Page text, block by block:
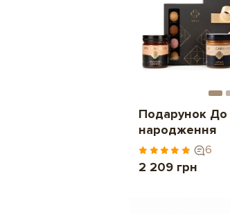
Подарунок
народження
6
2 209 грн